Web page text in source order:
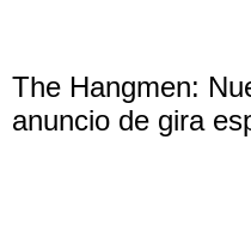
The Hangmen:
anuncio de gira